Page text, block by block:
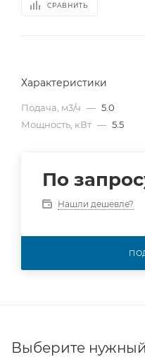
СРАВНИТЬ
Характеристики
Подача, м3/ч — 5.0
Мощность, кВт — 5.5
По
Нашли дешевле?
Выберите